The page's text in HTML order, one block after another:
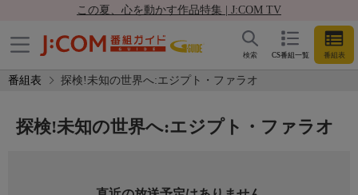
この夏、心を動かす作品特集 | J:COM TV
CS番組一覧 番組表
検索
番組表 探検!未知の世界へ:エジプト・ファラオ
探検!未知の世界へ:エジプト・ファラオ